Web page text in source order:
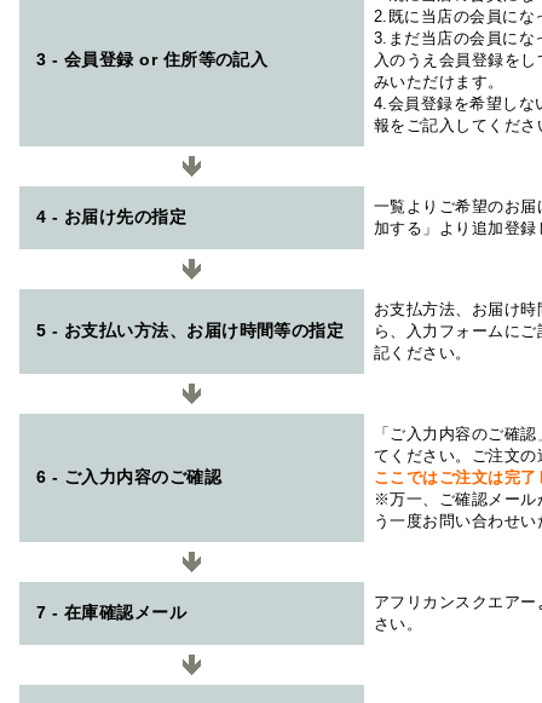
3 - 会員登録 or 住所等の記入
2.既に当店の会員にな
3.まだ当店の会員にな
入のうえ会員登録を
みいただけます。
4.会員登録を希望しな
報をご記入してくださ
4 - お届け先の指定
一覧よりご希望のお
加する」より追加登
5 - お支払い方法、お届け時間等の指定
お支払方法、お届け
ら、入力フォームに
記ください。
6 - ご入力内容のご確認
「ご入力内容のご確
てください。ご注文
ここではご注文は完
※万一、ご確認メール
う一度お問い合わせ
7 - 在庫確認メール
アフリカンスクエアー
さい。